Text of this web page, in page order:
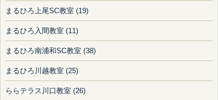
まるひろ上尾SC教室 (19)
まるひろ入間教室 (11)
まるひろ南浦和SC教室 (38)
まるひろ川越教室 (25)
ららテラス川口教室 (26)